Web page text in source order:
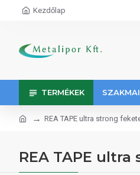
Kezdőlap
TERMÉKEK
REA TAPE ultra strong
REA TAPE